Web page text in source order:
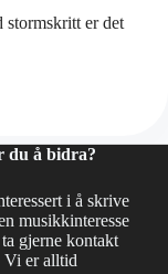
stormskritt er det
du å bidra?
i å skrive
musikkinteresse
gjerne kontakt
Vi er alltid